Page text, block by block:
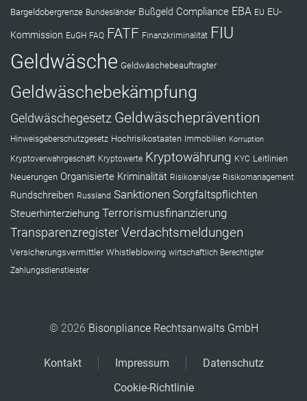
Bargeldobergrenze Bundesländer Bußgeld Compliance EBA EU EU-
Kommission EuGH FAQ FATF Finanzkriminalität FIU
Geldwäsche Geldwäschebeauftragter
Geldwäschebekämpfung
Geldwäschegesetz Geldwäscheprävention
Hinweisgeberschutzgesetz Hochrisikostaaten Immobilien Korruption
Kryptoverwahrgeschäft Kryptowerte Kryptowährung KYC Leitlinien
Neuerungen Organisierte Kriminalität Risikoanalyse Risikomanagement
Rundschreiben Russland Sanktionen Sorgfaltspflichten
Steuerhinterziehung Terrorismusfinanzierung
TransparenzregisterVerdachtsmeldungen
Versicherungsvermittler Whistleblowing wirtschaftlich Berechtigter
Zahlungsdienstleister
© 2026 Bisonpliance Rechtsanwalts GmbH
Kontakt Impressum
Datenschutz
Cookie-Richtlinie